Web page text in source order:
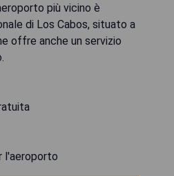
più vicino è
di Los Cabos, situato a
offre anche un servizio
l'aeroporto